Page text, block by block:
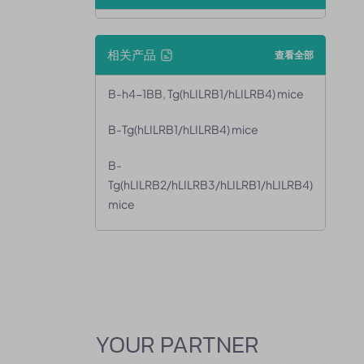
相关产品 查看全部
B-h4-1BB, Tg(hLILRB1/hLILRB4) mice
B-Tg(hLILRB1/hLILRB4) mice
B-
Tg(hLILRB2/hLILRB3/hLILRB1/hLILRB4)
mice
YOUR PARTNER